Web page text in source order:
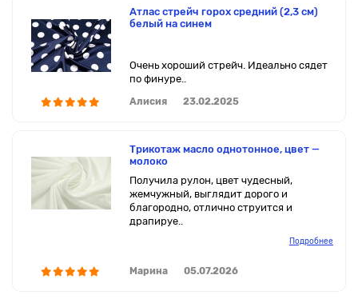
Атлас стрейч горох средний (2,3 см)
белый на синем
Очень хороший стрейч. Идеально сядет
по финуре..
Алисия 23.02.2025
Трикотаж масло однотонное, цвет —
молоко
Получила рулон, цвет чудесный,
жемчужный, выглядит дорого и
благородно, отлично струится и
драпируе..
Подробнее
Марина 05.07.2026